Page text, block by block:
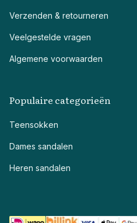
Verzenden & retourneren
Veelgestelde vragen
Algemene voorwaarden
Populaire categorieën
Teensokken
Dames sandalen
Heren sandalen